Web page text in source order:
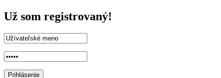
Už som registrovaný!